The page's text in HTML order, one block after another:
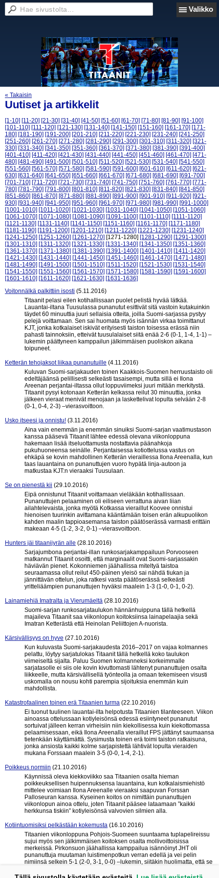
Valikko
« Takaisin
Uutiset ja artikkelit
[1-10] [11-20] [21-30] [31-40] [41-50] [51-60] [61-70] [71-80] [81-90] [91-100]
[101-110] [111-120] [121-130] [131-140] [141-150] [151-160] [161-170] [171-
180] [181-190] [191-200] [201-210] [211-220] [221-230] [231-240] [241-250]
[251-260] [261-270] [271-280] [281-290] [291-300] [301-310] [311-320] [321-
330] [331-340] [341-350] [351-360] [361-370] [371-380] [381-390] [391-400]
[401-410] [411-420] [421-430] [431-440] [441-450] [451-460] [461-470] [471-
480] [481-490] [491-500] [501-510] [511-520] [521-530] [531-540] [541-550]
[551-560] [561-570] [571-580] [581-590] [591-600] [601-610] [611-620] [621-
630] [631-640] [641-650] [651-660] [661-670] [671-680] [681-690] [691-700]
[701-710] [711-720] [721-730] [731-740] [741-750] [751-760] [761-770] [771-
780] [781-790] [791-800] [801-810] [811-820] [821-830] [831-840] [841-850]
[851-860] [861-870] [871-880] [881-890] [891-900] [901-910] [911-920] [921-
930] [931-940] [941-950] [951-960] [961-970] [971-980] [981-990] [991-1000]
[1001-1010] [1011-1020] [1021-1030] [1031-1040] [1041-1050] [1051-1060]
[1061-1070] [1071-1080] [1081-1090] [1091-1100] [1101-1110] [1111-1120]
[1121-1130] [1131-1140] [1141-1150] [1151-1160] [1161-1170] [1171-1180]
[1181-1190] [1191-1200] [1201-1210] [1211-1220] [1221-1230] [1231-1240]
[1241-1250] [1251-1260] [1261-1270] [1271-1280] [1281-1290] [1291-1300]
[1301-1310] [1311-1320] [1321-1330] [1331-1340] [1341-1350] [1351-1360]
[1361-1370] [1371-1380] [1381-1390] [1391-1400] [1401-1410] [1411-1420]
[1421-1430] [1431-1440] [1441-1450] [1451-1460] [1461-1470] [1471-1480]
[1481-1490] [1491-1500] [1501-1510] [1511-1520] [1521-1530] [1531-1540]
[1541-1550] [1551-1560] [1561-1570] [1571-1580] [1581-1590] [1591-1600]
[1601-1610] [1611-1620] [1621-1630] [1631-1636]
Voitonnälkä palkittiin isosti (5.11.2016)
Titaanit pelasi eilen kotihallissaan puolet pelistä hyvää lätkää.
Lauantai-iltana Tuusulassa punanutut esittivät sitä vastoin kutakuinkin
täydet 60 minuuttia juuri sellaisia otteita, joilla Suomi-sarjassa pystyy
pelejä voittamaan. Sen sai huomata myös isännän virkaa toimittanut
KJT, jonka kotkalaiset iskivät erityisesti taiston toisessa erässä niin
pahasti tainnoksiin, etteivät tuusulalaiset siitä enää 2-6 (0-1, 1-4, 1-1) –
lukemin päättyneen kamppailun jälkimmäisen puoliskon aikana
toipuneet.
Ketterän tehojaksot liikaa punanutuille (4.11.2016)
Kuluvan Suomi-sarjakauden toinen Kaakkois-Suomen herruustaisto oli
edeltäjäänsä pelillisesti selkeästi tasaisempi, mutta sillä ei Ilona
Areenan perjantai-iltassa ollut loppuviimeksi juuri mitään merkitystä.
Titaanit pysyi kotonaan Ketterän kelkassa reilut 30 minuuttia, jonka
jälkeen vieraat menivät menojaan ja laskettelivat lopulta selvään 2-8
(0-1, 0-4, 2-3) –vierasvoittoon.
Usko itseesi ja onnistu! (3.11.2016)
Aina vain enemmän ja enemmän sinuiksi Suomi-sarjan vaatimustason
kanssa pääsevä Titaanit lähtee edessä olevana viikonloppuna
hakemaan lisää itseluottamusta nostattavia päänahkoja
pukuhuoneensa seinälle. Perjantaisessa kotiottelussa vastus on
ehkäpä se kovin mahdollinen Ketterän vieraillessa Ilona Areenalla, kun
taas lauantaina on punanuttujen vuoro hypätä linja-autoon ja
matkustaa KJT:n vieraaksi Tuusulaan.
Se on pienestä kii (29.10.2016)
Eipä onnistunut Titaanit voittamaan vieläkään kotihallissaan.
Punanuttujen pelaaminen oli eiliseen verrattuna aivan liian
ailahtelevaista, jonka myötä Kotkassa vieraillut Koovee onnistui
hienoisen tuurinkin avittamana kääntämään toisen erän alkupuolikon
kahden maalin tappioasemansa taiston päätöserässä varmasti erittäin
makeaan 4-5 (1-2, 3-2, 0-1) –vierasvoittoon.
Hunters jäi titaanijyrän alle (28.10.2016)
Sarjajumbona perjantai-illan runkosarjakamppailuun Porvooseen
matkannut Titaanit osoitti, että marginaalit ovat Suomi-sarjassakin
häviävän pienet. Kokonniemen jäähallissa miteltyä taistoa
seuraamassa ollut reilut 450-päinen yleisö sai nähdä tiukan ja
jännittävän ottelun, joka ratkesi vasta päätöserässä selkeästi
yritteliäämpien punanuttujen hyväksi maalein 1-3 (1-0, 0-1, 0-2).
Lainamiehiä Imatralta ja Vierumäeltä (28.10.2016)
Suomi-sarjan runkosarjataulukon hännänhuippuna tällä hetkellä
majaileva Titaanit saa viikonlopun koitoksiinsa lainapelaajia sekä
Imatran Ketterästä että Heinolan Peliittojen A-nuorista.
Kärsivällisyys on hyve (27.10.2016)
Kun kuluvasta Suomi-sarjakaudesta 2016–2017 on vajaa kolmannes
pelattu, löytyy sarjatulokas Titaanit tällä hetkellä koko taulukon
viimeiseltä sijalta. Paluu Suomen kolmanneksi korkeimmalle
sarjatasolle ei siis ole kovin kivuttomasti lähtenyt punanuttujen osalta
liikkeelle, mutta kärsivällisellä työnteolla ja omaan tekemiseen visusti
uskomalla on nousu kohti parempia sijoituksia enemmän kuin
mahdollista.
Katastrofaalinen toinen erä Titaanien turma (22.10.2016)
Ei tuonut tuulinen lauantai-ilta helpotusta Titaanien tilanteeseen. Viikon
ainoassa ottelussaan kotiyleisönsä edessä esiintyneet punanutut
sortuivat jälleen kerran virheisiin niin kiekollisessa kuin kiekottomassa
pelaamisessaan, eikä Ilona Areenalla vieraillut FPS jättänyt saumaansa
tietenkään käyttämättä. Sysimusta toinen erä toimi taiston ratkaisuna,
jonka ansiosta kaikki kolme sarjapistettä lähtivät lopulta vieraiden
mukana Forssaan maalein 3-5 (0-0, 1-4, 2-1).
Poikkeus normiin (21.10.2016)
Käynnissä oleva kiekkoviikko saa Titaanien osalta hieman
poikkeuksellisen huipennuksensa lauantaina, kun kotkalaismiehistö
mittelee voimiaan Ilona Areenalle vieraaksi saapuvan Forssan
Palloseuran kanssa. Kyseinen koitos on nimittäin punanuttujen
viikonlopun ainoa ottelu, joten Titaanit pääsee lataamaan ”kaikki
herkkunsa tiskiin” kotiyleisönsä valvovien silmien alla.
Kotiintuomisiksi pelkästään kokemusta (16.10.2016)
Titaanien viikonloppuna Pohjois-Suomeen suuntaama tuplapelireissu
sujui myös sen jälkimmäisen koitoksen osalta mollivoittoisissa
merkeissä. Pirkonsuon jäähallissa kamppailua isännöinyt JHT oli
punanuttuja muutaman luistimenpotkun verran edellä ja vei pelin
nimiinsä selkein 5-1 (2-0, 3-1, 0-0) –lukemin, siitäkin huolimatta, että se